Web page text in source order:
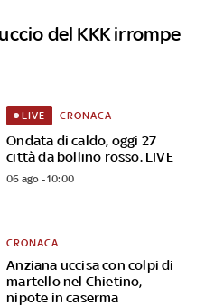
del KKK irrompe
Ondata di caldo, oggi 27
città da bollino rosso. LIVE
LIVE CRONACA
06 ago - 10:00
Anziana uccisa con colpi di
martello nel Chietino,
nipote in caserma
CRONACA